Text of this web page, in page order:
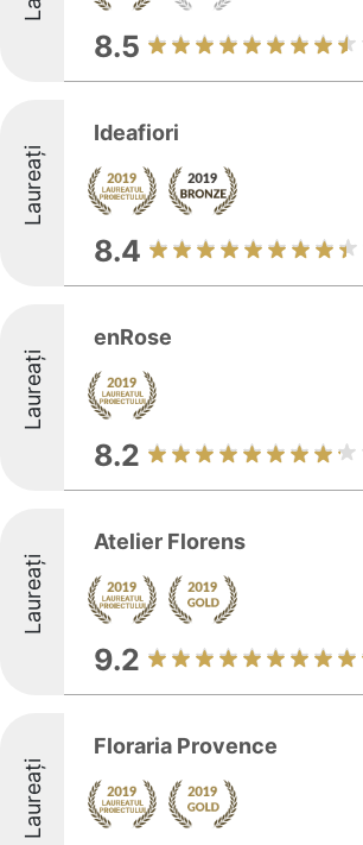
8.5
Laureați
Ideafiori
8.4
Laureați
enRose
8.2
Laureați
Atelier Florens
9.2
Laureați
Floraria Provence